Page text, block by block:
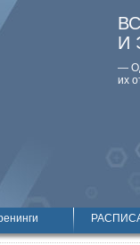
И
—
их